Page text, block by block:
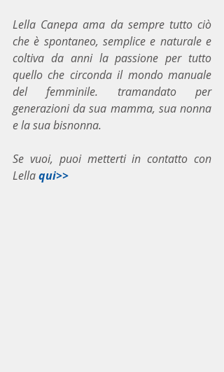
Lella Canepa ama da sempre tutto ciò
che è spontaneo, semplice e naturale e
coltiva da anni la passione per tutto
quello che circonda il mondo manuale
del femminile. tramandato per
generazioni da sua mamma, sua nonna
e la sua bisnonna.
Se vuoi, puoi metterti in contatto con
Lella qui>>